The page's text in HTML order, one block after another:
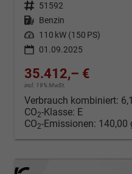
Fahrzeugnr. 51592
Kraftstoff Benzin
Leistung 110 kW (150 PS)
01.09.2025
35.412,– €
incl. 19% MwSt.
Verbrauch kombiniert:
CO2-Klasse: E
CO2-Emissionen: 140,00